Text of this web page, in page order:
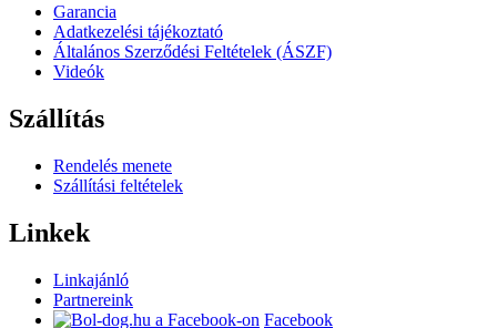
Garancia
Adatkezelési tájékoztató
Általános Szerződési Feltételek (ÁSZF)
Videók
Szállítás
Rendelés menete
Szállítási feltételek
Linkek
Linkajánló
Partnereink
Facebook